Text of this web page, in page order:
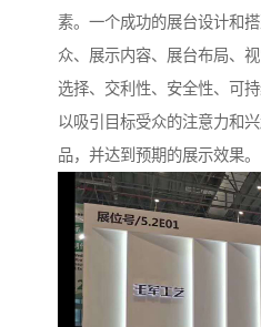
素。一个成功的展台设计和
众、展示内容、展台布局、
选择、交利性、安全性、可
以吸引目标受众的注意力和
品，并达到预期的展示效果。